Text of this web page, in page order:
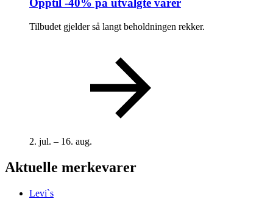
Opptil -40% på utvalgte varer
Tilbudet gjelder så langt beholdningen rekker.
2. jul. – 16. aug.
Aktuelle merkevarer
Levi`s